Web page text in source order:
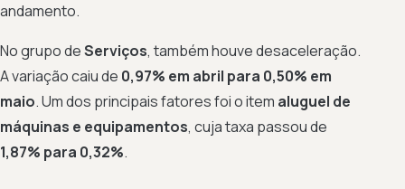
andamento.
No grupo deServiços, também houve desaceleração.
A variação caiu de 0,97% em abril para 0,50% em
maio. Um dos principais fatores foi o item aluguel de
máquinas e equipamentos, cuja taxa passou de
1,87% para 0,32%.